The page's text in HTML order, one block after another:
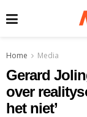
Home Media
Gerard
over
het niet’